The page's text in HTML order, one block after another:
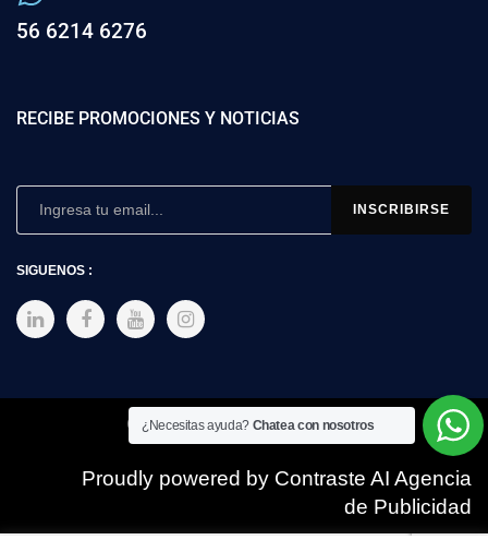
56 6214 6276
RECIBE PROMOCIONES Y NOTICIAS
SIGUENOS :
Copyright © 2025 SIMEX
Proudly powered by Contraste AI Agencia
de Publicidad
¿Necesitas ayuda? Chatea con nosotros